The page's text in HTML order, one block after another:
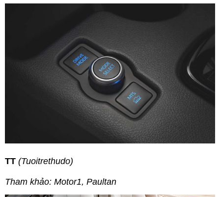
TT (Tuoitrethudo)
Tham khảo: Motor1, Paultan